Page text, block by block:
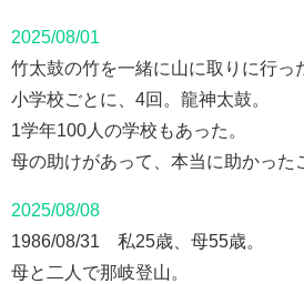
2025/08/01
竹太鼓の竹を一緒に山に取りに行っ
小学校ごとに、4回。龍神太鼓。
1学年100人の学校もあった。
母の助けがあって、本当に助かった
2025/08/08
1986/08/31 私25歳、母55歳。
母と二人で那岐登山。